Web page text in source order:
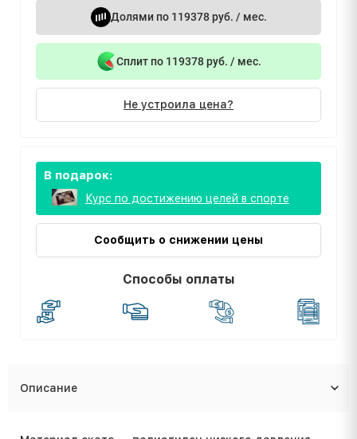
Долями по 119378 руб. / мес.
Сплит по 119378 руб. / мес.
Не устроила цена?
В подарок:
Курс по достижению целей в спорте
Сообщить о снижении цены
Способы оплаты
Описание